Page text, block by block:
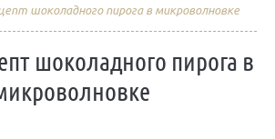
шоколадного пирога в микроволновке
шоколадного пирога в